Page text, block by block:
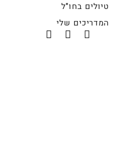
טיולים בחו"ל
המדריכים שלי